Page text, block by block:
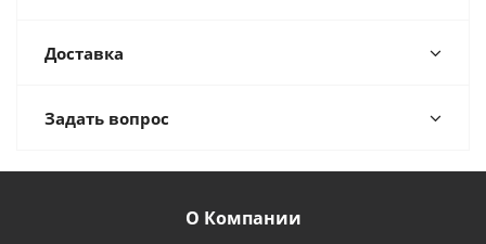
Доставка
Задать вопрос
О Компании